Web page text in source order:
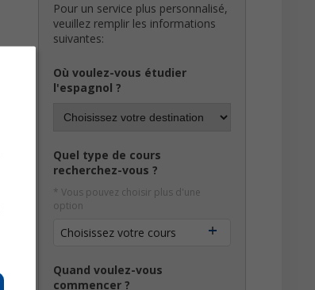
Pour un service plus personnalisé,
veuillez remplir les informations
suivantes:
Où voulez-vous étudier
l'espagnol ?
Quel type de cours
recherchez-vous ?
* Vous pouvez choisir plus d'une
option
Choisissez votre cours
Quand voulez-vous
commencer ?